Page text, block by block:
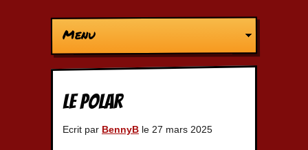
Menu
Le polar
Ecrit par BennyB le 27 mars 2025